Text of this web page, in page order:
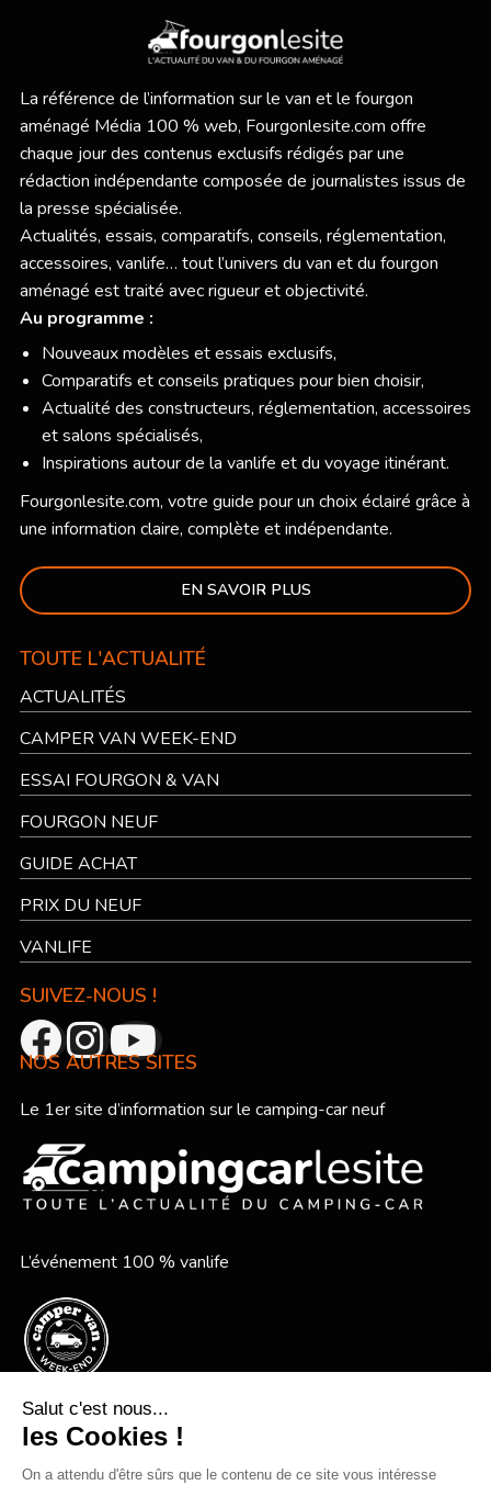
La référence de l’information sur le van et le fourgon
aménagé Média 100 % web, Fourgonlesite.com offre
chaque jour des contenus exclusifs rédigés par une
rédaction indépendante composée de journalistes issus de
la presse spécialisée.
Actualités, essais, comparatifs, conseils, réglementation,
accessoires, vanlife… tout l’univers du van et du fourgon
aménagé est traité avec rigueur et objectivité.
Au programme :
Nouveaux modèles et essais exclusifs,
Comparatifs et conseils pratiques pour bien choisir,
Actualité des constructeurs, réglementation, accessoires
et salons spécialisés,
Inspirations autour de la vanlife et du voyage itinérant.
Fourgonlesite.com, votre guide pour un choix éclairé grâce à
une information claire, complète et indépendante.
EN SAVOIR PLUS
TOUTE L'ACTUALITÉ
ACTUALITÉS
CAMPER VAN WEEK-END
ESSAI FOURGON & VAN
FOURGON NEUF
GUIDE ACHAT
PRIX DU NEUF
VANLIFE
SUIVEZ-NOUS !
NOS AUTRES SITES
Le 1er site d’information sur le camping-car neuf
L’événement 100 % vanlife
Le festival vanlife en bord de mer